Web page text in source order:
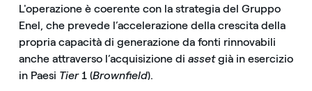
L'operazione è coerente con la strategia del Gruppo
Enel, che prevede l’accelerazione della crescita della
propria capacità di generazione da fonti rinnovabili
anche attraverso l’acquisizione di assetgià in esercizio
in Paesi Tier1 (Brownfield).